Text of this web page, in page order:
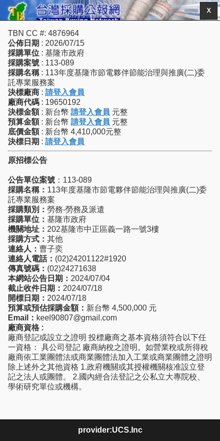
X
TBN CC #: 4876964
公佈日期 : 2026/07/15
採購單位 : 基隆市政府
採購案號 : 113-089
採購名稱 : 113年度基隆市節電夥伴節能治理與推廣(二)委
託專業服務案
決標廠商 : 請登入會員
廠商代碼 : 19650192
決標金額 : 新台幣 請登入會員 元整
預算金額 : 新台幣 請登入會員 元整
底價金額 : 新台幣 4,410,000元整
決標日期 : 請登入會員
原招標公告
公告單位案號 ：113-089
採購名稱： 113年度基隆市節電夥伴節能治理與推廣(二)委
託專業服務案
採購類別： 勞務-勞務及派遣
採購單位： 基隆市政府
機關地址： 202基隆市中正區義一路一號3樓
採購方式： 其他
連絡人： 曹子奕
連絡人電話： (02)24201122#1920
傳真號碼： (02)24271638
本網站公告日期： 2024/07/04
截止收件日期： 2024/07/18
開標日期： 2024/07/18
預算或預估採購金額： 新台幣 4,500,000 元
Email： keel90807@gmail.com
廠商資格 :
廠商登記或設立之證明 投標廠商之基本資格須符合以下任
一資格： 具公司登記 廠商納稅之證明。如營業稅或所得稅
廠商依工業團體法或商業團體法加入工業或商業團體之證明
除上述外之其他資格 1.政府機關或其授權機關核准設立登
記之法人或團體。 2.國內經合法登記之公私立大專院校、
學術研究單位或機構。
provider:UCS.Inc